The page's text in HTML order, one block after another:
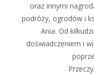
oraz innymi
podróży, ogrodów i
Ania. Od
doświadczeniem i